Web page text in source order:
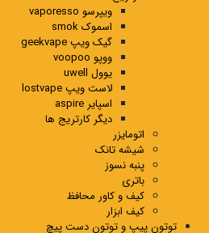
ویپرسو vaporesso
اسموک smok
گیک ویپ geekvape
ووپو voopoo
یوول uwell
لاست ویپ lostvape
اسپایر aspire
دیگر کارتریج ها
اتومایزر
شیشه تانک
پنبه نسوز
باتری
کیف و کاور محافظ
کیف ابزار
توتون پیپ و توتون دست پیچ